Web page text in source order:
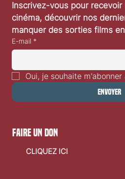
Inscrivez-vous pour
cinéma, découvrir nos
manquer des sorties films
E-mail *
Oui, je souhaite
Envoyer
faire un don
CLIQUEZ ICI